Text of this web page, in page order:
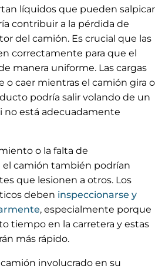
líquidos que pueden salpicar
contribuir a la pérdida de
del camión. Es crucial que las
correctamente para que el
manera uniforme. Las cargas
o caer mientras el camión gira o
podría salir volando de un
no está adecuadamente
o la falta de
camión también podrían
que lesionen a otros. Los
deben inspeccionarse y
, especialmente porque
tiempo en la carretera y estas
más rápido.
involucrado en su